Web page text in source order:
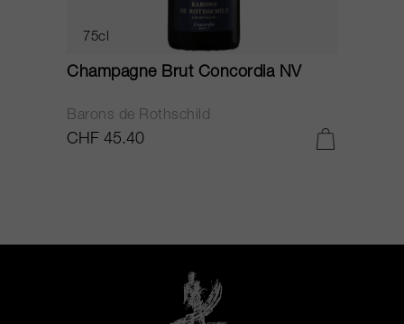
75cl
Champagne Brut Concordia NV
Barons de Rothschild
CHF 45.40